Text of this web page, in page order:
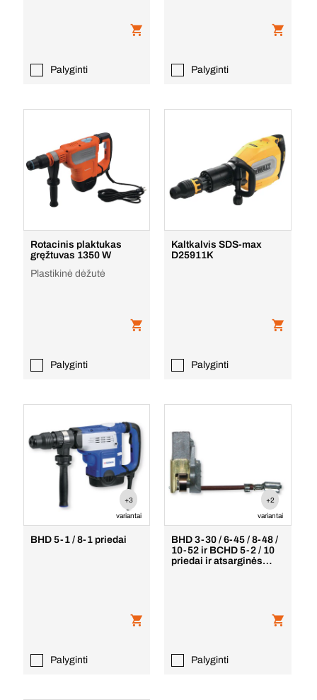
Palyginti Palyginti
Rotacinis plaktukas
gręžtuvas 1350 W
Plastikinė dėžutė
Palyginti
Kaltkalvis SDS-max
D25911K
Palyginti
+3
variantai
BHD 5-1 / 8-1 priedai
Palyginti
+2
variantai
BHD 3-30 / 6-45 / 8-48 /
10-52 ir BCHD 5-2 / 10
priedai ir atsarginės
Palyginti